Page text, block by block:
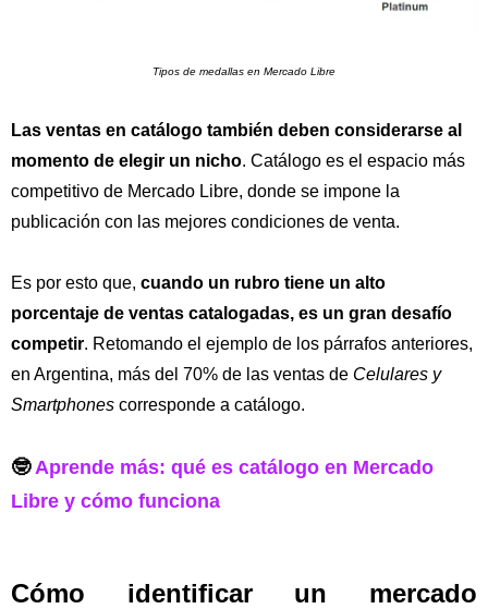
Tipos de medallas en Mercado Libre
Las ventas en catálogo también deben considerarse al
momento de elegir un nicho. Catálogo es el espacio más
competitivo de Mercado Libre, donde se impone la
publicación con las mejores condiciones de venta.
Es por esto que, cuando un rubro tiene un alto
porcentaje de ventas catalogadas, es un gran desafío
competir. Retomando el ejemplo de los párrafos anteriores,
en Argentina, más del 70% de las ventas de Celulares y
Smartphones corresponde a catálogo.
🤓Aprende más: qué es catálogo en Mercado
Libre y cómo funciona
Cómo identificar un mercado